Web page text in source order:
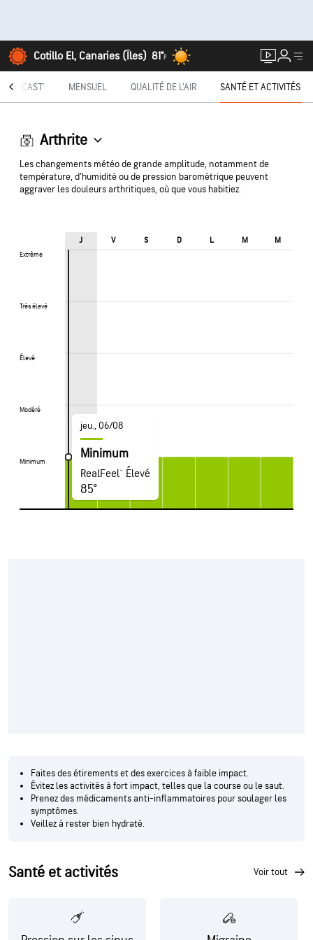
Cotillo El, Canaries (Îles) 81°F
MENSUEL QUALITÉ DE L'AIR SANTÉ ET ACTIVITÉS
Arthrite
Les changements météo de grande amplitude, notamment de
température, d'humidité ou de pression barométrique peuvent
aggraver les douleurs arthritiques, où que vous habitiez.
Extrême
Très élevé
Élevé
Modéré
Minimum
J V S D L M M
Extrême
Très élevé
Élevé
Modéré
Minimum
jeu., 06/08
Minimum
RealFeel® Élevé
85°
Faites des étirements et des exercices à faible impact.
Évitez les activités à fort impact, telles que la course ou le saut.
Prenez des médicaments anti-inflammatoires pour soulager les
symptômes.
Veillez à rester bien hydraté.
Santé et activités voir tout